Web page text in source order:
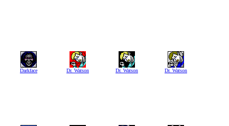
Darkface Dr. Watson Dr. Watson Dr. Watson